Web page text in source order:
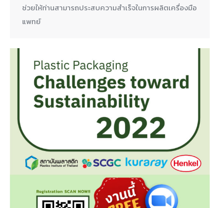
ช่วยให้ท่านสามารถประสบความสำเร็จในการผลิตเครื่องมือ
แพทย์